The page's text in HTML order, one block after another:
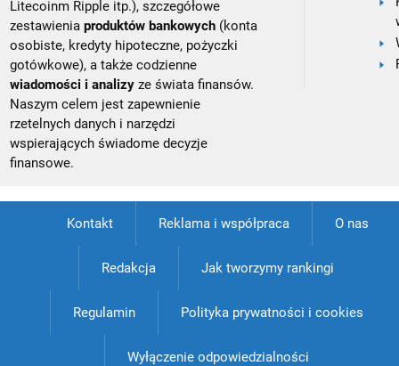
Litecoinm Ripple itp.), szczegółowe
zestawieniaproduktów bankowych (konta
osobiste, kredyty hipoteczne, pożyczki
gotówkowe), a także codzienne
wiadomości i analizy ze świata finansów.
Naszym celem jest zapewnienie
rzetelnych danych i narzędzi
wspierających świadome decyzje
finansowe.
Kontakt Reklama i współpraca O nas
Redakcja Jak tworzymy rankingi
Regulamin Polityka prywatności i cookies
Wyłączenie odpowiedzialności